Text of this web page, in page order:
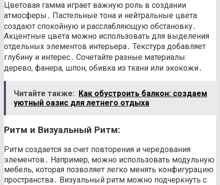
Цветовая гамма играет важную роль в создании
атмосферы․ Пастельные тона и нейтральные цвета
создают спокойную и расслабляющую обстановку․
Акцентные цвета можно использовать для выделения
отдельных элементов интерьера․ Текстура добавляет
глубину и интерес․ Сочетайте разные материалы:
дерево, фанера, шпон, обивка из ткани или экокожи․
Читайте также: Как обустроить балкон: создаем
уютный оазис для летнего отдыха
Ритм и Визуальный Ритм:
Ритм создается за счет повторения и чередования
элементов․ Например, можно использовать модульную
мебель, которая позволяет легко менять конфигурацию
пространства․ Визуальный ритм можно подчеркнуть с